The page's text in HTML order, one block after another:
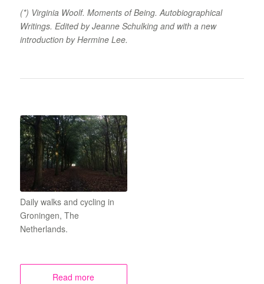
(*) Virginia Woolf. Moments of Being. Autobiographical
Writings. Edited by Jeanne Schulking and with a new
introduction by Hermine Lee.
Daily walks and cycling in
Groningen, The
Netherlands.
Read more